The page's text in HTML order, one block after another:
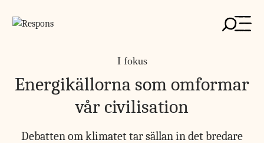
I fokus
Energikällorna som omformar
vår civilisation
Debatten om klimatet tar sällan in det bredare